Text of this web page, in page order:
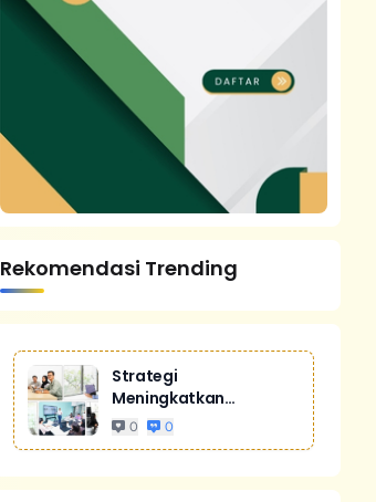
Rekomendasi Trending
Strategi
Meningkatkan
Penjualan Melalui
0 0